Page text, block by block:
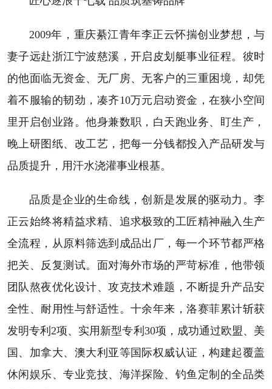
2009年，重庆綦江青年李正云怀揣创业梦想，与
妻子远赴浙江宁波慈溪，开启皮划艇事业征程。彼时
的他面临无资金、无厂房、无客户的三重困境，却凭
着不服输的韧劲，凑齐10万元启动资金，在狭小空间
里开启创业路。他身兼数职，白天跑业务、盯生产，
晚上研图纸、改工艺，把每一分钱都投入产品研发与
品质提升，用汗水浇灌事业根基。
品质是企业的生命线，创新是发展的驱动力。李
正云始终将精益求精、追求极致的工匠精神融入生产
全流程，从原料筛选到成品出厂，每一个环节都严格
把关、反复测试。面对海外市场的严苛标准，他带领
团队熬夜优化设计、攻克技术难题，不断提升产品安
全性、耐用性与舒适性。十余年来，洛赛菲累计斩获
发明专利2项、实用新型专利30项，成功通过欧盟、美
国、加拿大、澳大利亚等国际权威认证，构建起覆盖
休闲娱乐、专业竞技、海洋探险、钓鱼定制的全品类